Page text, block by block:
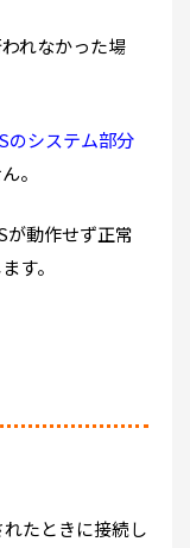
れなかった場
のシステム部分
。
が動作せず正常
す。
たときに接続し